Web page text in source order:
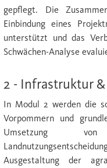
gepflegt. Die
Einbindung eines
unterstützt und das
Schwächen-Analyse
2 - Infrastruktur
In Modul 2 werden die
Vorpommern und
Umsetzung
Ausgestaltung der